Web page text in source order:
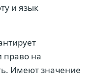
и язык
право на
Имеют значение